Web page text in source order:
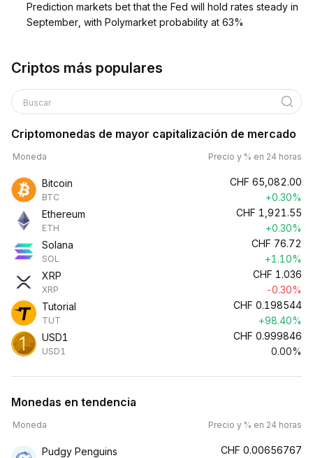
Prediction markets bet that the Fed will hold rates steady in
September, with Polymarket probability at 63%
Criptos más populares
Buscar
Criptomonedas de mayor capitalización de mercado
Moneda Precio y % en 24 horas
Bitcoin
BTC
CHF 65,082.00
+0.30%
Ethereum
ETH
CHF 1,921.55
+0.30%
Solana
SOL
CHF 76.72
+1.10%
XRP
XRP
CHF 1.036
-0.30%
Tutorial
TUT
CHF 0.198544
+98.40%
USD1
USD1
CHF 0.999846
0.00%
Monedas en tendencia
Moneda Precio y % en 24 horas
Pudgy Penguins CHF 0.00656767